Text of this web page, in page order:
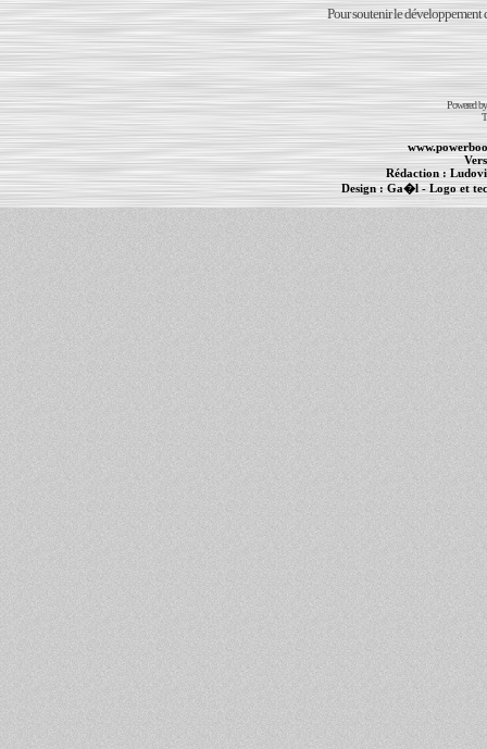
Pour soutenir le développement
Powered
Rédaction :
Design : Ga�l- Logo et